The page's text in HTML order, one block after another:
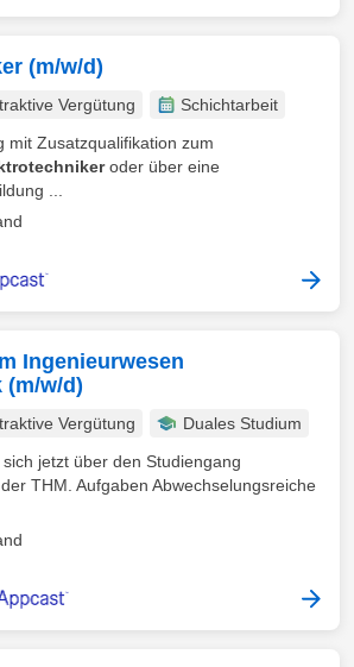
(m/w/d)
Vergütung
Schichtarbeit
mit Zusatzqualifikation zum
oder über eine
...
Ingenieurwesen
(m/w/d)
Vergütung
Duales Studium
sich jetzt über den Studiengang
THM. Aufgaben Abwechselungsreiche